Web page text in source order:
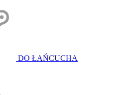
DO ŁAŃCUCHA